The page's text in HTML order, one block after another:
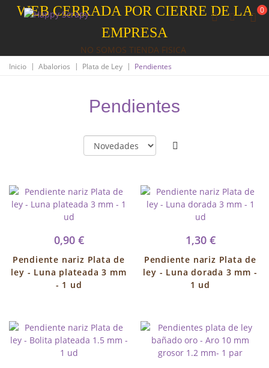
WEB CERRADA POR CIERRE DE LA
EMPRESA
NO SOMOS TIENDA FISICA
0
Inicio | Abalorios | Plata de Ley | Pendientes
Pendientes
0,90 €
Pendiente nariz Plata de
ley - Luna plateada 3 mm
- 1 ud
1,30 €
Pendiente nariz Plata de
ley - Luna dorada 3 mm -
1 ud